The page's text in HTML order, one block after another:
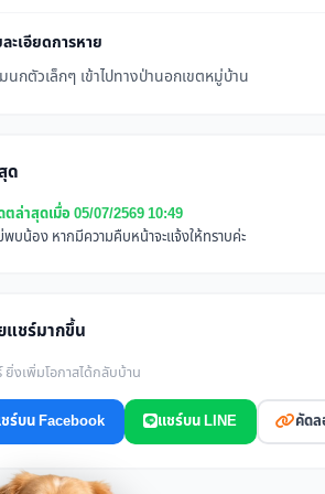
ะเอียดการหาย
นกตัวเล็กๆ เข้าไปทางป่านอกเขตหมู่บ้าน
ด
ตล่าสุดเมื่อ 05/07/2569 10:49
พบน้อง หากมีความคืบหน้าจะแจ้งให้ทราบค่ะ
แชร์มากขึ้น
ยิ่งเพิ่มโอกาสได้กลับบ้าน
ร์บน Facebook แชร์บน LINE คัด